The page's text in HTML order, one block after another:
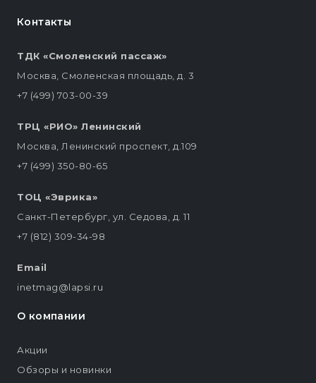
Контакты
ТДК «Смоленский пассаж»
Москва, Смоленская площадь, д. 3
+7 (499) 703-00-39
ТРЦ «РИО» Ленинский
Москва, Ленинский проспект, д.109
+7 (499) 350-80-65
ТОЦ «Эврика»
Санкт-Петербург, ул. Седова, д. 11
+7 (812) 309-34-98
Email
inetmag@lapsi.ru
О компании
Акции
Обзоры и новинки